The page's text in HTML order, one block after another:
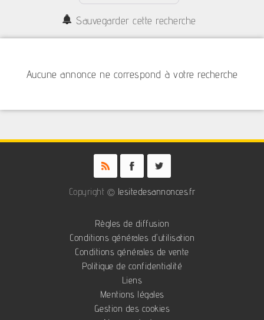
Sauvegarder cette recherche
Aucune annonce ne correspond à votre recherche
Copyright © lesitedesannonces.fr
Règles de diffusion
Conditions générales d'utilisation
Conditions générales de vente
Politique de confidentialité
Liens
Mentions légales
Gestion des cookies